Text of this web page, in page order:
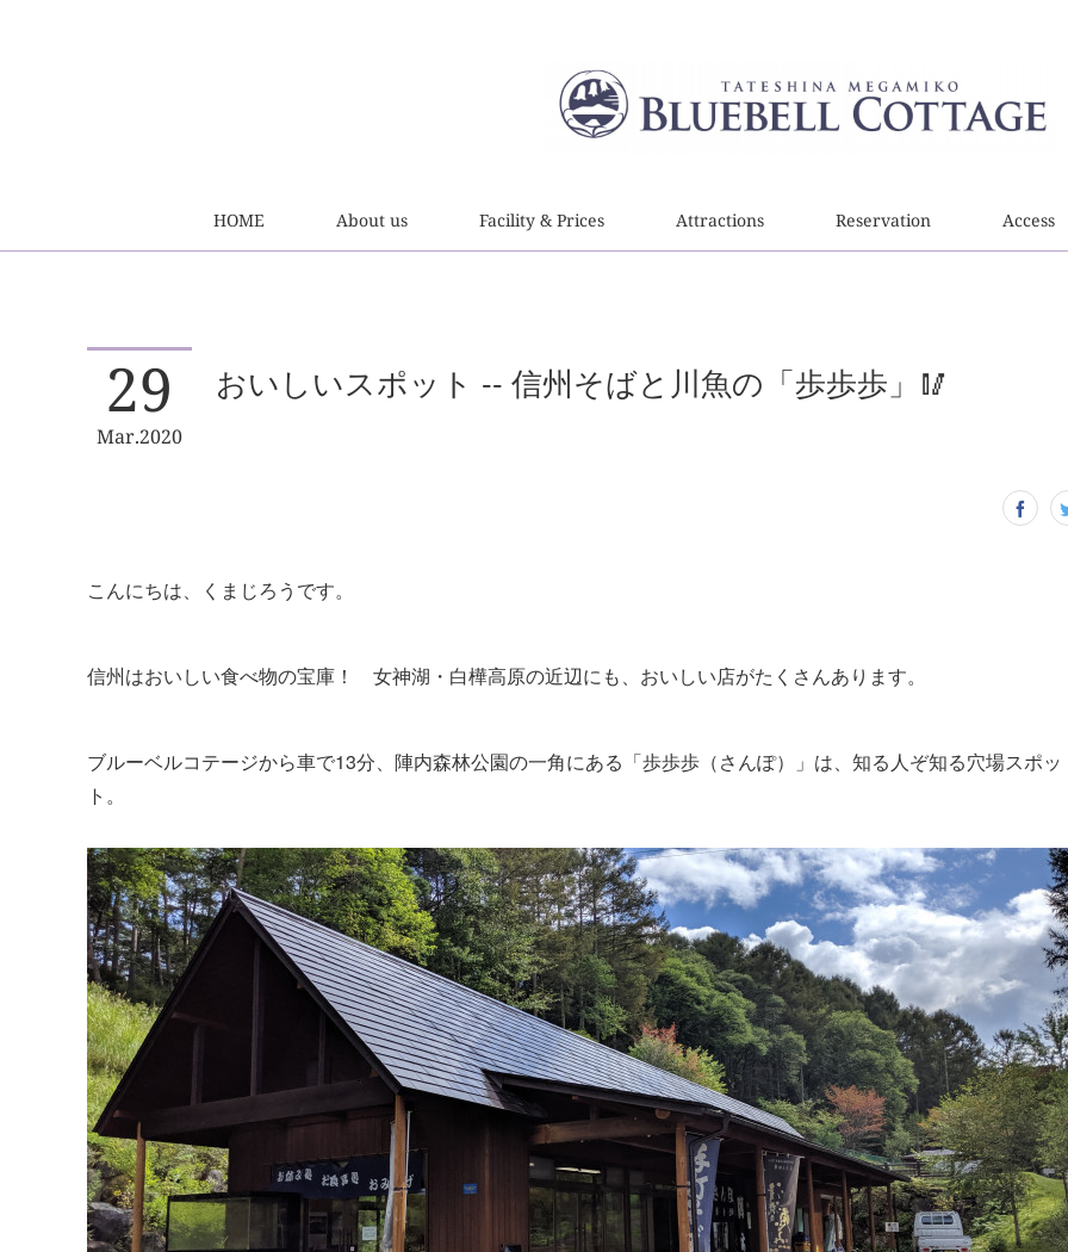
HOME About us Facility & Prices Attractions Reservation Access
29
Mar2020
おいしいスポット -- 信州そばと川魚の「歩歩歩」🥢
こんにちは、くまじろうです。
信州はおいしい食べ物の宝庫！ 女神湖・白樺高原の近辺にも、おいしい店がたくさんあります。
ブルーベルコテージから車で13分、陣内森林公園の一角にある「歩歩歩（さんぽ）」は、知る人ぞ知る穴場スポッ
ト。